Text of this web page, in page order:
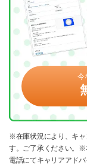
今
※在庫状況により、キャ
す。ご了承ください。※
電話にてキャリアアド